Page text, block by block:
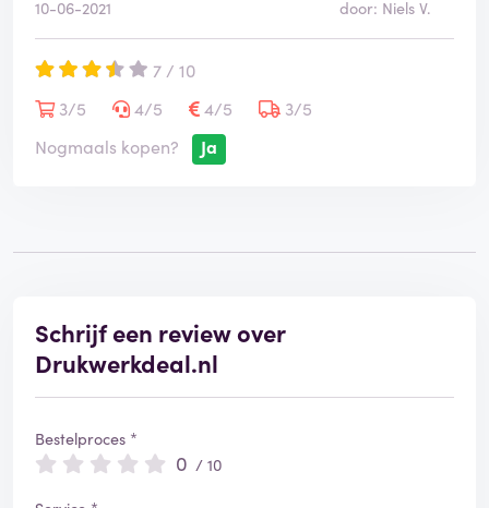
10-06-2021 door: Niels V.
7 / 10
3/5
4/5 4/5
3/5
Nogmaals kopen?
Ja
Schrijf een review over
Drukwerkdeal.nl
Bestelproces *
0 / 10